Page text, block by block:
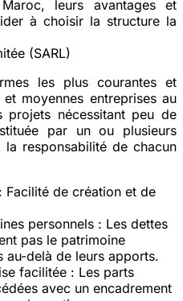
leurs avantages et
à choisir la structure la
(SARL)
les plus courantes et
moyennes entreprises au
nécessitant peu de
par un ou plusieurs
responsabilité de chacun
: Facilité de création et de
personnels : Les dettes
pas le patrimoine
au-delà de leurs apports.
facilitée : Les parts
avec un encadrement